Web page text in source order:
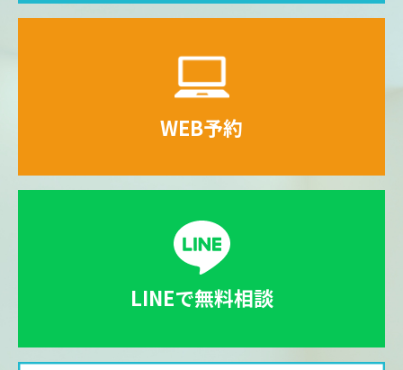
WEB予約
LINEで無料相談